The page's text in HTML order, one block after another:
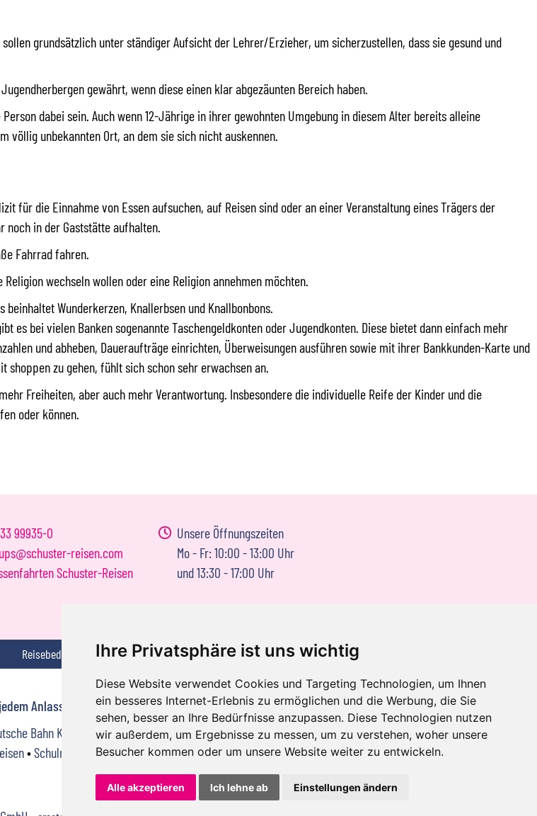
Ihre Privatsphäre ist uns wichtig
Diese Website verwendet Cookies und Targeting Technologien, um Ihnen
ein besseres Internet-Erlebnis zu ermöglichen und die Werbung, die Sie
sehen, besser an Ihre Bedürfnisse anzupassen. Diese Technologien nutzen
wir außerdem, um Ergebnisse zu messen, um zu verstehen, woher unsere
Besucher kommen oder um unsere Website weiter zu entwickeln.
Alle akzeptieren Ich lehne ab Einstellungen ändern
grundsätzlich unter ständiger Aufsicht der Lehrer/Erzieher, um sicherzustellen, dass sie gesund und
gewährt, wenn diese einen klar abgezäunten Bereich haben.
dabei sein. Auch wenn 12-Jährige in ihrer gewohnten Umgebung in diesem Alter bereits alleine
völlig unbekannten Ort, an dem sie sich nicht auskennen.
für die Einnahme von Essen aufsuchen, auf Reisen sind oder an einer Veranstaltung eines Trägers der
noch in der Gaststätte aufhalten.
Fahrrad fahren.
wechseln wollen oder eine Religion annehmen möchten.
Wunderkerzen, Knallerbsen und Knallbonbons.
es bei vielen Banken sogenannte Taschengeldkonten oder Jugendkonten. Diese bietet dann einfach mehr
und abheben, Daueraufträge einrichten, Überweisungen ausführen sowie mit ihrer Bankkunden-Karte und
shoppen zu gehen, fühlt sich schon sehr erwachsen an.
Freiheiten, aber auch mehr Verantwortung. Insbesondere die individuelle Reife der Kinder und die
oder können.
99935-0
schuster-reisen.com
Schuster-Reisen
Unsere Öffnungszeiten
Mo - Fr: 10:00 - 13:00 Uhr
und 13:30 - 17:00 Uhr
Reisebedingungen Datenschutzerklärung
Anlass
Bahn Klassenfahrt•Klassenreise•
•Schulreise Skifahren• Skilager•
Klassenfahrten zu jeder Jahreszeit
im Frühjahr •im Sommer•im Herbst•im Winter